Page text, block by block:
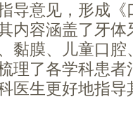
导意见，形成
内容涵盖了牙
黏膜、儿童口腔
理了各学科患
医生更好地指导